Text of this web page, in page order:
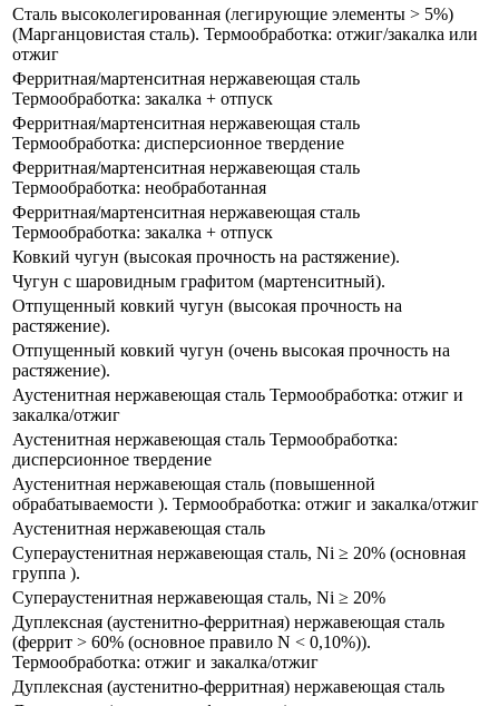
Сталь высоколегированная (легирующие элементы > 5%)
(Марганцовистая сталь). Термообработка: отжиг/закалка или
отжиг
Ферритная/мартенситная нержавеющая сталь
Термообработка: закалка + отпуск
Ферритная/мартенситная нержавеющая сталь
Термообработка: дисперсионное твердение
Ферритная/мартенситная нержавеющая сталь
Термообработка: необработанная
Ферритная/мартенситная нержавеющая сталь
Термообработка: закалка + отпуск
Ковкий чугун​ (высокая прочность на растяжение).
Чугун с шаровидным графитом (мартенситный).
Отпущенный ковкий чугун (высокая прочность на
растяжение​).
Отпущенный ковкий чугун (​очень высокая прочность на
растяжение).
Аустенитная нержавеющая сталь Термообработка: отжиг и
закалка/отжиг
Аустенитная нержавеющая сталь Термообработка:
дисперсионное твердение
Аустенитная нержавеющая сталь (повышенной
обрабатываемости ). Термообработка: отжиг и закалка/отжиг​
Аустенитная нержавеющая сталь
​Супераустенитная нержавеющая сталь, Ni ≥ 20% (основная
группа​ ​).
​Супераустенитная нержавеющая сталь, Ni ≥ 20%
Дуплексная (аустенитно-ферритная) нержавеющая сталь
(феррит ​> 60% (основное правило N < 0,10%)​).
Термообработка: отжиг и закалка/отжиг
Дуплексная (аустенитно-ферритная) нержавеющая сталь